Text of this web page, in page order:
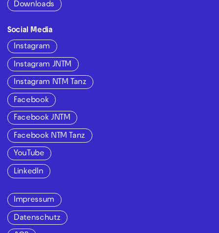
Downloads
Social Media
Instagram
Instagram JNTM
Instagram NTM Tanz
Facebook
Facebook JNTM
Facebook NTM Tanz
YouTube
LinkedIn
Impressum
Datenschutz